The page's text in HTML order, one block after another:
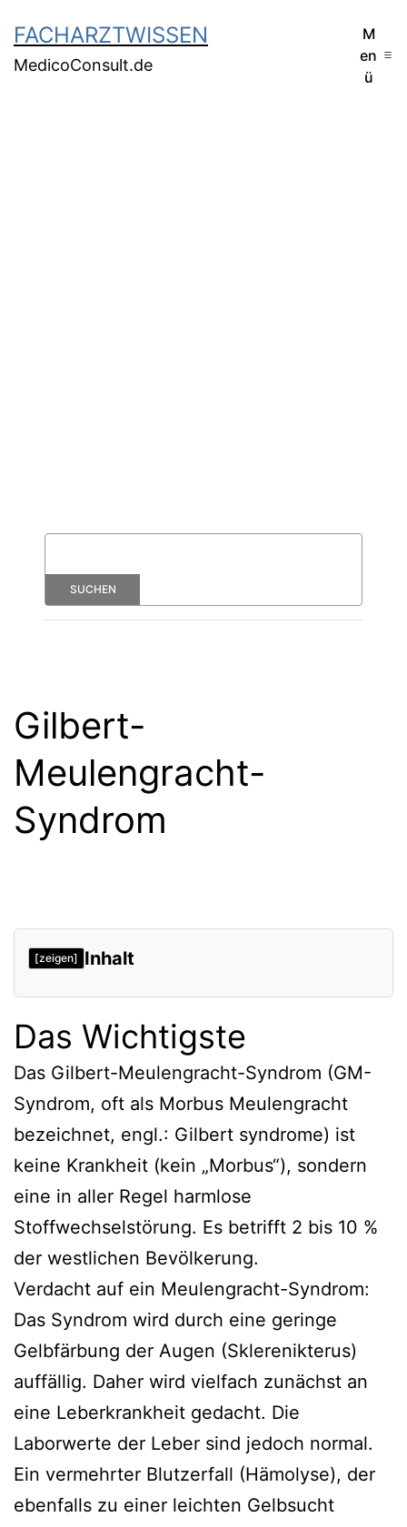
FACHARZTWISSEN
MedicoConsult.de
M
en
ü
Gilbert-
Meulengracht-
Syndrom
[zeigen] Inhalt
Das Wichtigste
Das Gilbert-Meulengracht-Syndrom (GM-
Syndrom, oft als Morbus Meulengracht
bezeichnet, engl.: Gilbert syndrome) ist
keine Krankheit (kein „Morbus“), sondern
eine in aller Regel harmlose
Stoffwechselstörung. Es betrifft 2 bis 10 %
der westlichen Bevölkerung.
Verdacht auf ein Meulengracht-Syndrom:
Das Syndrom wird durch eine geringe
Gelbfärbung der Augen (Sklerenikterus)
auffällig. Daher wird vielfach zunächst an
eine Leberkrankheit gedacht. Die
Laborwerte der Leber sind jedoch normal.
Ein vermehrter Blutzerfall (Hämolyse), der
ebenfalls zu einer leichten Gelbsucht